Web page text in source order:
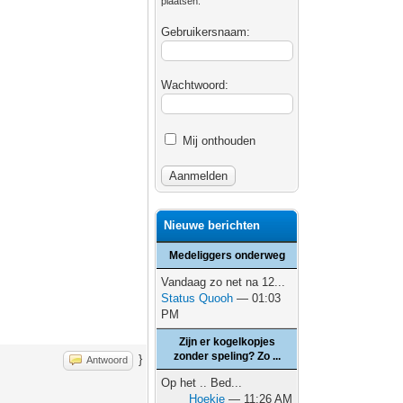
Antwoord }
Gebruikersnaam:
Wachtwoord:
Mij onthouden
Nieuwe berichten
Medeliggers onderweg
Vandaag zo net na 12...
Status Quooh — 01:03
PM
Zijn er kogelkopjes
zonder speling? Zo ...
Op het .. Bed...
Hoekie — 11:26 AM